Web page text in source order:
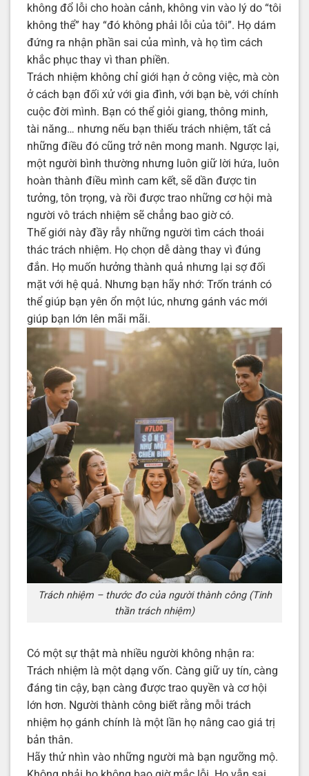
không đổ lỗi cho hoàn cảnh, không vin vào lý do “tôi
không thể” hay “đó không phải lỗi của tôi”. Họ dám
đứng ra nhận phần sai của mình, và họ tìm cách
khắc phục thay vì than phiền.
Trách nhiệm không chỉ giới hạn ở công việc, mà còn
ở cách bạn đối xử với gia đình, với bạn bè, với chính
cuộc đời mình. Bạn có thể giỏi giang, thông minh,
tài năng… nhưng nếu bạn thiếu trách nhiệm, tất cả
những điều đó cũng trở nên mong manh. Ngược lại,
một người bình thường nhưng luôn giữ lời hứa, luôn
hoàn thành điều mình cam kết, sẽ dần được tin
tưởng, tôn trọng, và rồi được trao những cơ hội mà
người vô trách nhiệm sẽ chẳng bao giờ có.
Thế giới này đầy rẫy những người tìm cách thoái
thác trách nhiệm. Họ chọn dễ dàng thay vì đúng
đắn. Họ muốn hưởng thành quả nhưng lại sợ đối
mặt với hệ quả. Nhưng bạn hãy nhớ: Trốn tránh có
thể giúp bạn yên ổn một lúc, nhưng gánh vác mới
giúp bạn lớn lên mãi mãi.
Trách nhiệm – thước đo của người thành công (Tinh
thần trách nhiệm)
Có một sự thật mà nhiều người không nhận ra:
Trách nhiệm là một dạng vốn. Càng giữ uy tín, càng
đáng tin cậy, bạn càng được trao quyền và cơ hội
lớn hơn. Người thành công biết rằng mỗi trách
nhiệm họ gánh chính là một lần họ nâng cao giá trị
bản thân.
Hãy thử nhìn vào những người mà bạn ngưỡng mộ.